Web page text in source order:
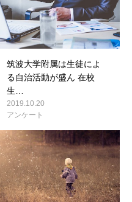
筑波大学附属は生徒によ
る自治活動が盛ん 在校
生…
2019.10.20
アンケート